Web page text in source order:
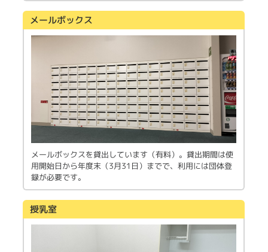
メールボックス
メールボックスを貸出しています（有料）。貸出期間は使
用開始日から年度末（3月31日）までで、利用には団体登
録が必要です。
授乳室